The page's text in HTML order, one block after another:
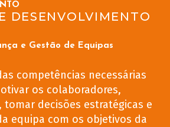
DESENVOLVIMENTO
e Gestão de Equipas
competências necessárias
os colaboradores,
decisões estratégicas e
equipa com os objetivos da